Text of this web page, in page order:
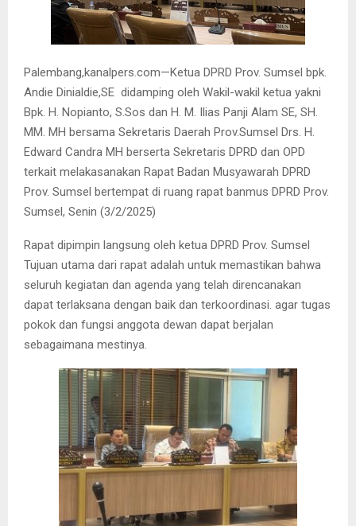
Palembang,kanalpers.com—Ketua DPRD Prov. Sumsel bpk.
Andie Dinialdie,SE didamping oleh Wakil-wakil ketua yakni
Bpk. H. Nopianto, S.Sos dan H. M. Ilias Panji Alam SE, SH.
MM. MH bersama Sekretaris Daerah Prov.Sumsel Drs. H.
Edward Candra MH berserta Sekretaris DPRD dan OPD
terkait melakasanakan Rapat Badan Musyawarah DPRD
Prov. Sumsel bertempat di ruang rapat banmus DPRD Prov.
Sumsel, Senin (3/2/2025)
Rapat dipimpin langsung oleh ketua DPRD Prov. Sumsel
Tujuan utama dari rapat adalah untuk memastikan bahwa
seluruh kegiatan dan agenda yang telah direncanakan
dapat terlaksana dengan baik dan terkoordinasi. agar tugas
pokok dan fungsi anggota dewan dapat berjalan
sebagaimana mestinya.